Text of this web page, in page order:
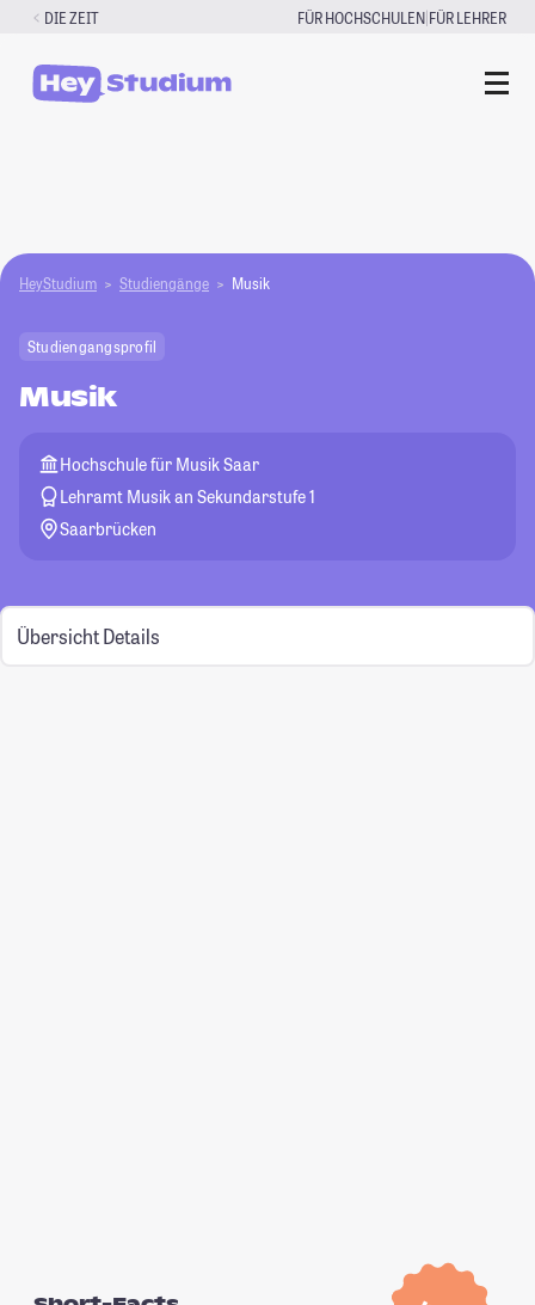
Zum
springen
DIE ZEIT FÜR HOCHSCHULEN|FÜR LEHRER
HeyStudium Studiengänge Musik
Studiengangsprofil
Musik
Hochschule für Musik Saar
Lehramt Musik an Sekundarstufe 1
Saarbrücken
Übersicht Details